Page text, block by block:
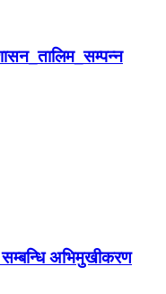
अभिमुखीकरण